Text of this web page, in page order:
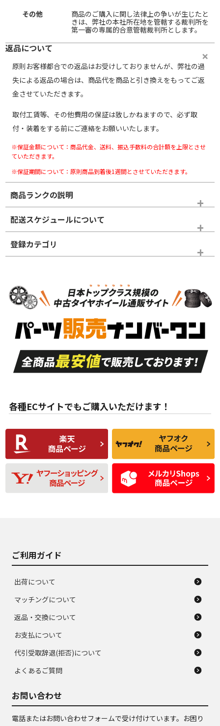
その他
商品のご購入に関し法律上の争いが生じたと
きは、弊社の本社所在地を管轄する裁判所を
第一審の専属的合意管轄裁判所とします。
返品について
原則お客様都合での返品はお受けしておりませんが、弊社の過
失による返品の場合は、商品代を商品と引き換えをもってご返
金させていただきます。
取付工賃等、その他費用の保証は致しかねますので、必ず取
付・装着をする前にご連絡をお願いいたします。
※保証金額について：商品代金、送料、振込手数料の合計額を上限とさせ
ていただきます。
※保証期間について：原則商品到着後1週間とさせていただきます。
商品ランクの説明
※商品ランクは出品者の主観により判断しておりますので、あら
かじめご了承ください。
ホイールランク
S
品）
S
新車外し品（新古
付き
A
走行距離も少なく、
目立つ傷もほとんど
ない中古品
A
走行距離も少なく、
非常に状態の良い中
古品
な中古品
んどない中古品
C
比較的きれいな中古
品
C
られるが、使用に問
題のない中古品
D
使用感や目立つ傷が
あり、一般的な中古
品
D
残り溝も少なく、偏
磨耗がみられ、短期
間使用できるくらい
の中古品
配送スケジュールについて
登録カテゴリ
タイヤホイールセット
各種ECサイトでもご購入いただけます！
ご利用ガイド
出荷について
マッチングについて
返品・交換について
お支払について
代引受取辞退(拒否)について
よくあるご質問
お問い合わせ
電話またはお問い合わせフォームで受け付けています。お困り